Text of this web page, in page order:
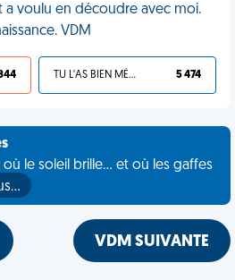
a voulu en découdre avec moi.
VDM
TU L'AS BIEN MÉRITÉ 5 474
le soleil brille... et où les gaffes
VDM SUIVANTE